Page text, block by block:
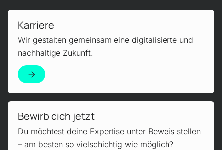
Karriere
Wir gestalten gemeinsam eine digitalisierte und
nachhaltige Zukunft.
Bewirb dich jetzt
Du möchtest deine Expertise unter Beweis stellen
– am besten so vielschichtig wie möglich?